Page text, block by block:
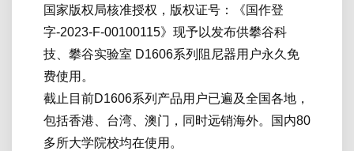
国家版权局核准授权，版权证号：《国作登
字-2023-F-00100115》现予以发布供攀谷科
技、攀谷实验室 D1606系列阻尼器用户永久免
费使用。
截止目前D1606系列产品用户已遍及全国各地，
包括香港、台湾、澳门，同时远销海外。国内80
多所大学院校均在使用。